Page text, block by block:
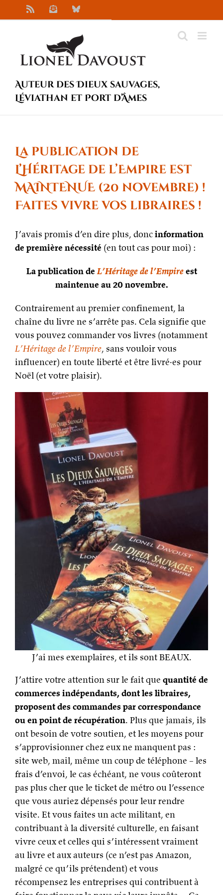
au
NewsletterBluesky
Auteur des Dieux sauvages,
Léviathan et Port d’Âmes
La publication de
L’Héritage de l’Empire est
MAINTENUE (20 novembre) !
Faites vivre vos libraires !
J’avais promis d’en dire plus, doncinformation
de première nécessité (en tout cas pour moi) :
La publication deL’Héritage de l’Empireest
maintenue au 20 novembre.
Contrairement au premier confinement, la
chaîne du livre ne s’arrête pas. Cela signifie que
vous pouvez commander vos livres (notamment
L’Héritage de l’Empire, sans vouloir vous
influencer) en toute liberté et être livré·es pour
Noël (et votre plaisir).
J’ai mes exemplaires, et ils sont BEAUX.
J’attire votre attention sur le fait que quantité de
commerces indépendants, dont les libraires,
proposent des commandes par correspondance
ou en point de récupération. Plus que jamais, ils
ont besoin de votre soutien, et les moyens pour
s’approvisionner chez eux ne manquent pas :
site web, mail, même un coup de téléphone – les
frais d’envoi, le cas échéant, ne vous coûteront
pas plus cher que le ticket de métro ou l’essence
que vous auriez dépensés pour leur rendre
visite. Et vous faites un acte militant, en
contribuant à la diversité culturelle, en faisant
vivre ceux et celles qui s’intéressent vraiment
au livre et aux auteurs (ce n’est pas Amazon,
malgré ce qu’ils prétendent) et vous
récompensez les entreprises qui contribuent à